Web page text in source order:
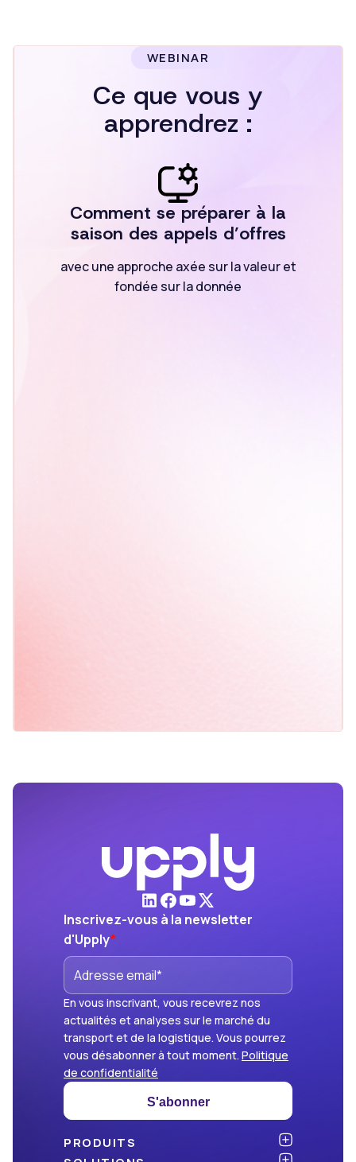
WEBINAR
Ce que vous y
apprendrez :
Comment se préparer à la
saison des appels d’offres
avec une approche axée sur la valeur et
fondée sur la donnée
Inscrivez-vous à la newsletter
d'Upply*
En vous inscrivant, vous recevrez nos
actualités et analyses sur le marché du
transport et de la logistique. Vous pourrez
vous désabonner à tout moment. Politique
de confidentialité
S'abonner
PRODUITS